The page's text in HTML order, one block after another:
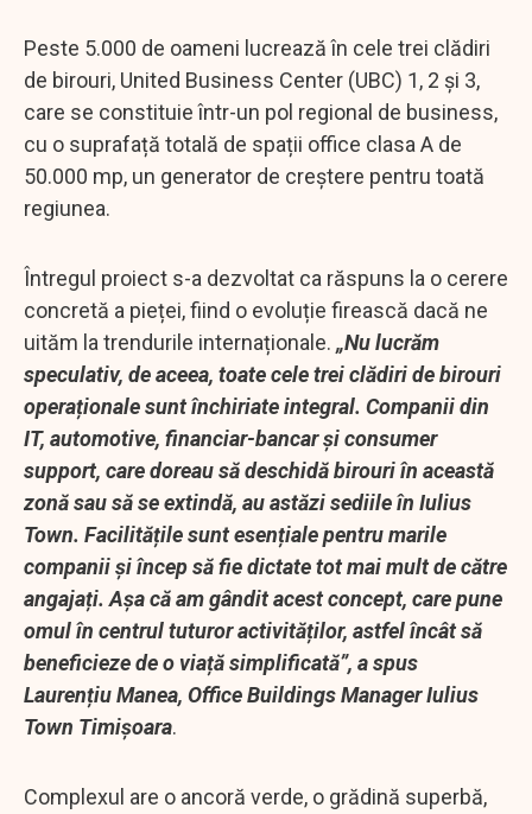
Peste 5.000 de oameni lucrează în cele trei clădiri
de birouri, United Business Center (UBC) 1, 2 și 3,
care se constituie într-un pol regional de business,
cu o suprafață totală de spații office clasa A de
50.000 mp, un generator de creștere pentru toată
regiunea.
Întregul proiect s-a dezvoltat ca răspuns la o cerere
concretă a pieței, fiind o evoluție firească dacă ne
uităm la trendurile internaționale. „Nu lucrăm
speculativ, de aceea, toate cele trei clădiri de birouri
operaționale sunt închiriate integral. Companii din
IT, automotive, financiar-bancar și consumer
support, care doreau să deschidă birouri în această
zonă sau să se extindă, au astăzi sediile în Iulius
Town. Facilitățile sunt esențiale pentru marile
companii și încep să fie dictate tot mai mult de către
angajați. Așa că am gândit acest concept, care pune
omul în centrul tuturor activităților, astfel încât să
beneficieze de o viață simplificată”, a spus
Laurențiu Manea, Office Buildings Manager Iulius
Town Timișoara.
Complexul are o ancoră verde, o grădină superbă,